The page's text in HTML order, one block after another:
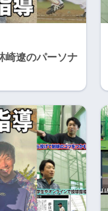
崎遼のパーソナ